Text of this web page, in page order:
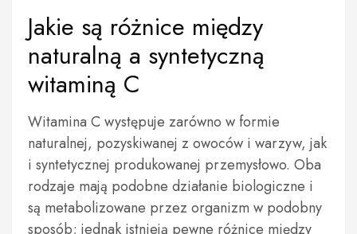
Jakie są różnice między
naturalną a syntetyczną
witaminą C
Witamina C występuje zarówno w formie
naturalnej, pozyskiwanej z owoców i warzyw, jak
i syntetycznej produkowanej przemysłowo. Oba
rodzaje mają podobne działanie biologiczne i
są metabolizowane przez organizm w podobny
sposób; jednak istnieją pewne różnice między